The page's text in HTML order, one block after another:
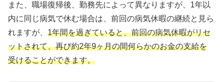
また、職場復帰後、勤務先によって異なりますが、1年以
内に同じ病気で休む場合は、前回の病気休暇の継続と見ら
れますが、 1年間を過ぎていると、前回の病気休暇がリセ
ットされて、再び約2年9ヶ月の間何らかのお金の支給を
受けることができます。